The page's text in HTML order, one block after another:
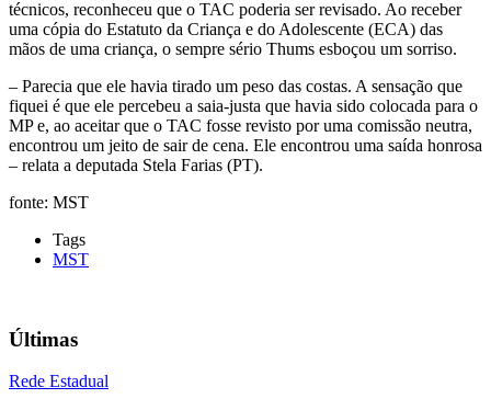
técnicos, reconheceu que o TAC poderia ser revisado. Ao receber
uma cópia do Estatuto da Criança e do Adolescente (ECA) das
mãos de uma criança, o sempre sério Thums esboçou um sorriso.
– Parecia que ele havia tirado um peso das costas. A sensação que
fiquei é que ele percebeu a saia-justa que havia sido colocada para o
MP e, ao aceitar que o TAC fosse revisto por uma comissão neutra,
encontrou um jeito de sair de cena. Ele encontrou uma saída honrosa
– relata a deputada Stela Farias (PT).
fonte: MST
Tags
MST
Últimas
Rede Estadual